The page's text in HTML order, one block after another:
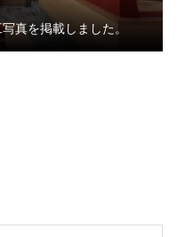
「大宮駅東口大門町２丁目中地
業」プレスリリース